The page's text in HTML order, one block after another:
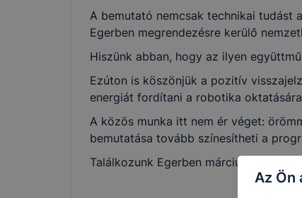
A bemutató nemcsak technikai tudást
Egerben megrendezésre kerülő
Hiszünk abban, hogy az ilyen
Ezúton is köszönjük a pozitív
energiát fordítani a robotika
A közös munka itt nem ér véget:
bemutatása tovább színesítheti a
Találkozunk Egerben március 25-én !
Az Ön